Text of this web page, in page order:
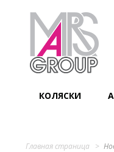
КОЛЯСКИ
Главная страница